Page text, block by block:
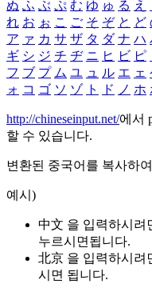
ぬ ふ ぶ ぷ む ゆ ゅ る え
れ お ぉ こ ご そ ぞ と ど
ア ァ カ サ ザ タ ダ ナ ハ
ギ シ ジ チ ヂ ニ ヒ ビ ピ
フ ブ プ ム ユ ュ ル エ ェ
ォ コ ゴ ソ ゾ ト ド ノ ホ
http://chineseinput.net/에서
할 수 있습니다.
변환된 중국어를 복사하
예시)
中文 을 입력하시려
누르시면됩니다.
北京 을 입력하시려
시면 됩니다.